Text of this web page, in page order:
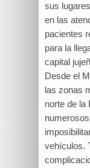
sus
en las
pacientes
para la
capital
Desde el
las zonas
norte de la
vehículos.